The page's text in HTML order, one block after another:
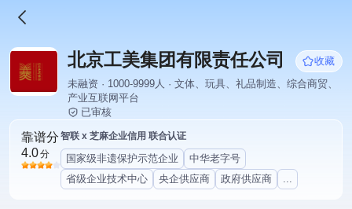
北京工美集团有限责任公司
收藏
未融资 · 1000-9999人 · 文体、玩具、礼品制造、综合商贸、
产业互联网平台
已审核
靠谱分
4.0分
智联 x 芝麻企业信用 联合认证
国家级非遗保护示范企业
中华老字号
省级企业技术中心
央企供应商 政府供应商 ...